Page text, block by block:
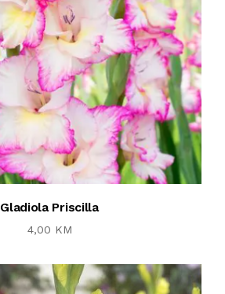
Gladiola Priscilla
4,00 KM